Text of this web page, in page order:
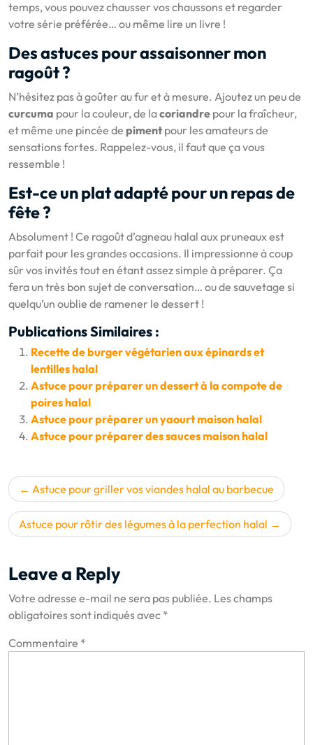
temps, vous pouvez chausser vos chaussons et regarder
votre série préférée… ou même lire un livre !
Des astuces pour assaisonner mon
ragoût ?
N’hésitez pas à goûter au fur et à mesure. Ajoutez un peu de
curcuma pour la couleur, de lacoriandre pour la fraîcheur,
et même une pincée de piment pour les amateurs de
sensations fortes. Rappelez-vous, il faut que ça vous
ressemble !
Est-ce un plat adapté pour un repas de
fête ?
Absolument ! Ce ragoût d’agneau halal aux pruneaux est
parfait pour les grandes occasions. Il impressionne à coup
sûr vos invités tout en étant assez simple à préparer. Ça
fera un très bon sujet de conversation… ou de sauvetage si
quelqu’un oublie de ramener le dessert !
Publications Similaires :
Recette de burger végétarien aux épinards et
lentilles halal
Astuce pour préparer un dessert à la compote de
poires halal
Astuce pour préparer un yaourt maison halal
Astuce pour préparer des sauces maison halal
Navigation
de
l’article
Astuce pour griller vos viandes halal au barbecue
Astuce pour rôtir des légumes à la perfection halal
Leave a Reply
Votre adresse e-mail ne sera pas publiée. Les champs
obligatoires sont indiqués avec *
Commentaire *